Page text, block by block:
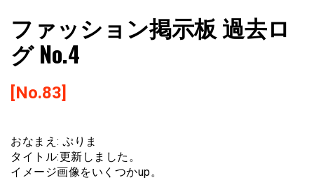
ファショコン通信
ッションとモードを分析するファッション情報サイトです
ファッション掲示板 過去ロ
グ No.4
[No.83]
おなまえ: ぷりま
タイトル:更新しました。
イメージ画像をいくつかup。